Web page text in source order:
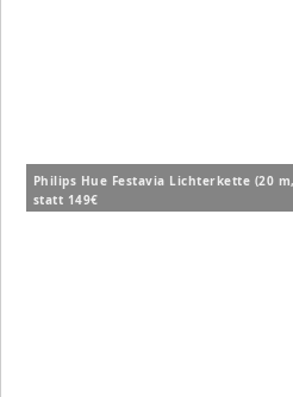
Philips Hue Festavia Lichterkette (20
statt 149€